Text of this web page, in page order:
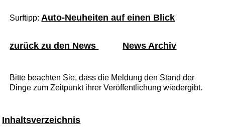
Surftipp: Auto-Neuheiten auf einen Blick
zurück zu den News News Archiv
Bitte beachten Sie, dass die Meldung den Stand der
Dinge zum Zeitpunkt ihrer Veröffentlichung wiedergibt.
Inhaltsverzeichnis